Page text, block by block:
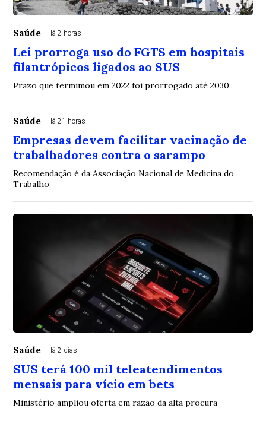
Saúde Há 2 horas
Lei prorroga uso do FGTS em hospitais
filantrópicos ligados ao SUS
Prazo que termimou em 2022 foi prorrogado até 2030
Saúde Há 21 horas
Empresas devem facilitar vacinação de
trabalhadores contra o sarampo
Recomendação é da Associação Nacional de Medicina do
Trabalho
Saúde Há 2 dias
SUS terá 100 mil teleatendimentos
mensais para vício em bets
Ministério ampliou oferta em razão da alta procura